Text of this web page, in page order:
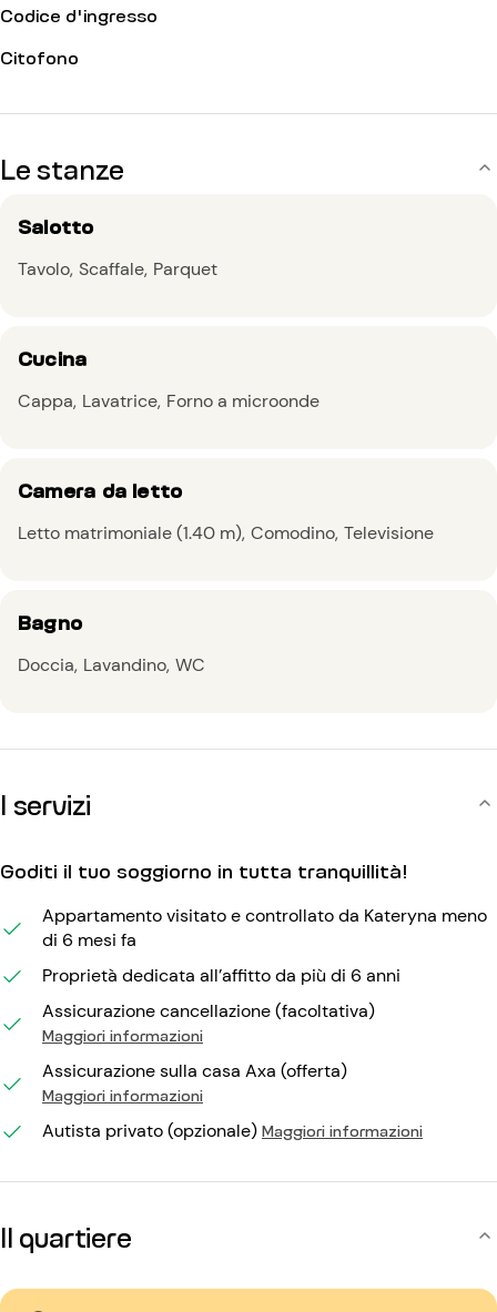
Codice d'ingresso
Citofono
Le stanze
Salotto
Tavolo Scaffale Parquet
Cucina
Cappa Lavatrice Forno a microonde
Camera da letto
Letto matrimoniale (1.40 m) Comodino Televisione
Bagno
Doccia Lavandino WC
I servizi
Goditi il tuo soggiorno in tutta tranquillità!
Appartamento visitato e controllato da Kateryna meno
di 6 mesi fa
Proprietà dedicata all’affitto da più di 6 anni
Assicurazione cancellazione (facoltativa)
Maggiori informazioni
Assicurazione sulla casa Axa (offerta)
Maggiori informazioni
Autista privato (opzionale) Maggiori informazioni
Il quartiere